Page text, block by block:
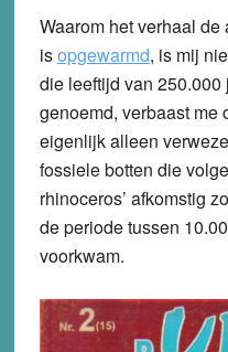
Waarom het verhaal
isopgewarmd, is mij
die leeftijd van
genoemd, verbaast me
eigenlijk alleen
fossiele botten die
rhinoceros’ afkomstig
de periode tussen
voorkwam.